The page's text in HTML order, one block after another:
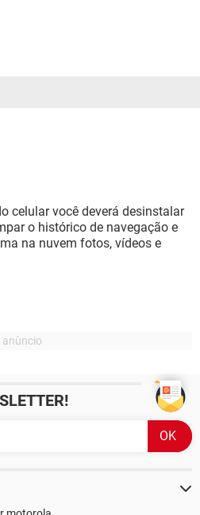
celular você deverá desinstalar
o histórico de navegação e
na nuvem fotos, vídeos e